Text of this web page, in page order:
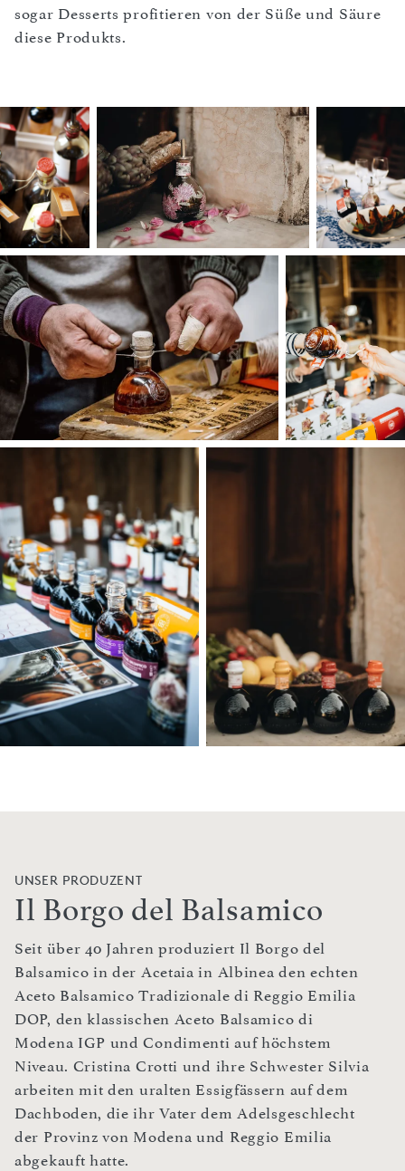
sogar Desserts profitieren von der Süße und Säure
diese Produkts.
UNSER PRODUZENT
Il Borgo del Balsamico
Seit über 40 Jahren produziert Il Borgo del
Balsamico in der Acetaia in Albinea den echten
Aceto Balsamico Tradizionale di Reggio Emilia
DOP, den klassischen Aceto Balsamico di
Modena IGP und Condimenti auf höchstem
Niveau. Cristina Crotti und ihre Schwester Silvia
arbeiten mit den uralten Essigfässern auf dem
Dachboden, die ihr Vater dem Adelsgeschlecht
der Provinz von Modena und Reggio Emilia
abgekauft hatte.